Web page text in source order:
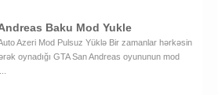
Baku Mod Yukle
Azeri Mod Pulsuz Yüklə Bir zamanlar hərkəsin
oynadığı GTA San Andreas oyununun mod